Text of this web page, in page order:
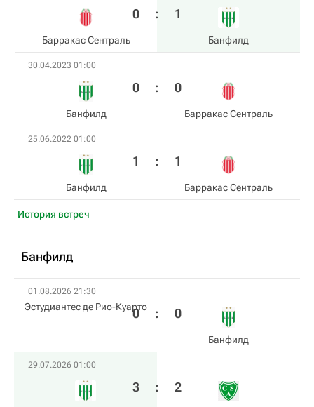
Барракас Сентраль
0 : 1
Банфилд
30.04.2023 01:00
Банфилд
0 : 0
Барракас Сентраль
25.06.2022 01:00
Банфилд
1 : 1
Барракас Сентраль
История встреч
Банфилд
01.08.2026 21:30
Эстудиантес де Рио-Куарто
0 : 0
Банфилд
29.07.2026 01:00
3 : 2